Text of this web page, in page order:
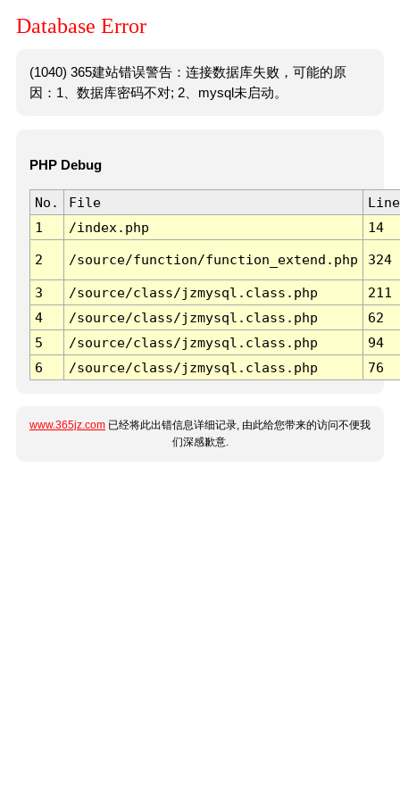
Database Error
(1040) 365建站错误警告：连接数据库失败，可能的原
因：1、数据库密码不对; 2、mysql未启动。
PHP Debug
No. File
Line
1
/index.php 14
2 /source/function/function_extend.php 324
3 /source/class/jzmysql.class.php
211
4
/source/class/jzmysql.class.php
62
5
/source/class/jzmysql.class.php
94
6
/source/class/jzmysql.class.php 76
www.365jz.com 已经将此出错信息详细记录, 由此给您带来的访问不便我
们深感歉意.